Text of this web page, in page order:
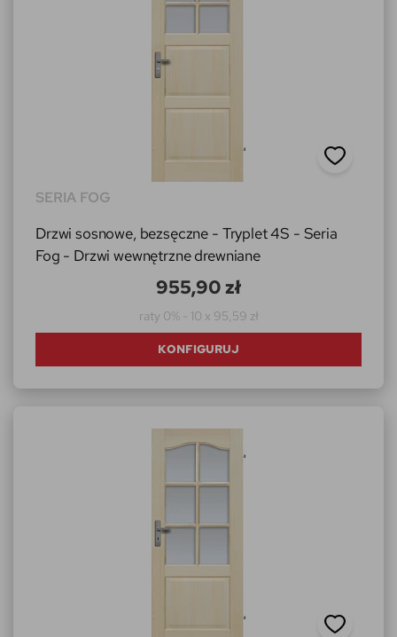
SERIA FOG
Drzwi sosnowe, bezsęczne - Tryplet 4S - Seria
Fog - Drzwi wewnętrzne drewniane
955,90 zł
raty 0% - 10 x 95,59 zł
KONFIGURUJ